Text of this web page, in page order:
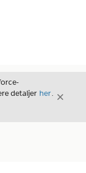
detaljer her.
Luk